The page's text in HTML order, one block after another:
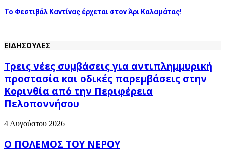
Το Φεστιβάλ Καντίνας έρχεται στον Άρι Καλαμάτας!
ΕΙΔΗΣΟΥΛΕΣ
Τρεις νέες συμβάσεις για αντιπλημμυρική
προστασία και οδικές παρεμβάσεις στην
Κορινθία από την Περιφέρεια
Πελοποννήσου
4 Αυγούστου 2026
Ο ΠΟΛΕΜΟΣ ΤΟΥ ΝΕΡΟΥ